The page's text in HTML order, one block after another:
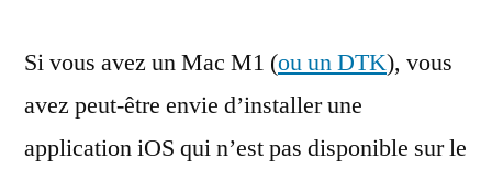
une
iOS
sur
Si vous avez un Mac M1 (ou un DTK), vous
avez peut-être envie d’installer une
application iOS qui n’est pas disponible sur le